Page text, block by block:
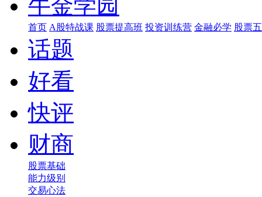
牛金学园
首页 A股特战课 股票提高班 投资训练营 金融必学 股票
话题
好看
快评
财商
股票基础
能力级别
交易心法